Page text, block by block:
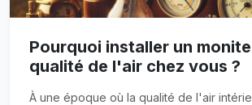
Pourquoi installer un
qualité de l'air chez vous ?
À une époque où la qualité de l'air